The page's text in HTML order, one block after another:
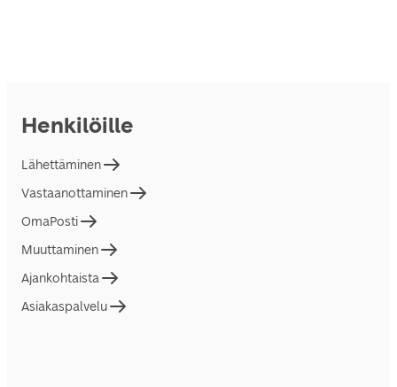
Henkilöille
Lähettäminen
Vastaanottaminen
OmaPosti
Muuttaminen
Ajankohtaista
Asiakaspalvelu